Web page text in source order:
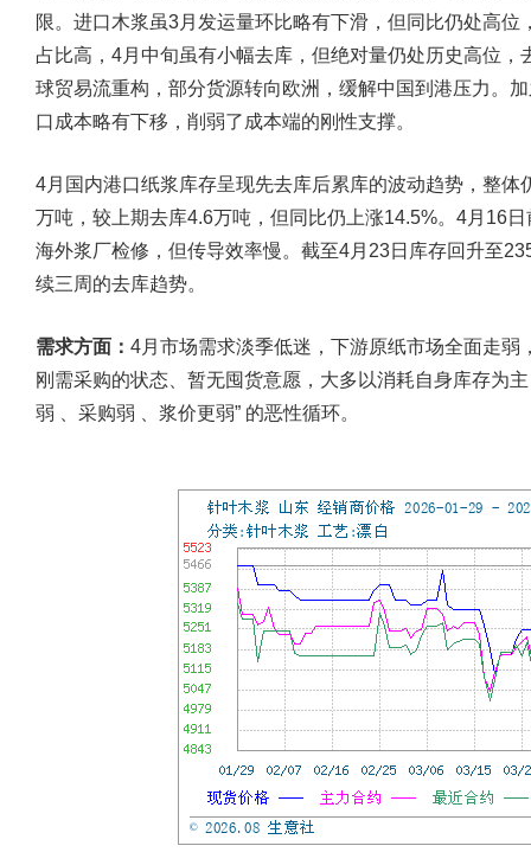
限。进口木浆虽3月发运量环比略有下滑，但同比仍处高
占比高，4月中旬虽有小幅去库，但绝对量仍处历史高位
球贸易流重构，部分货源转向欧洲，缓解中国到港压力。
口成本略有下移，削弱了成本端的刚性支撑。
4月国内港口纸浆库存呈现‌先去库后累库‌的波动趋势，整
万吨‌，较上期‌去库4.6万吨，但同比仍上涨14.5%。‌4月16
海外浆厂检修，但传导效率慢。截至‌4月23日库存回升至‌
续三周的去库趋势。
需求方面： 4月市场需求淡季低迷，下游原纸市场全面走
刚需采购的状态、暂无囤货意愿，大多以消耗自身库存为
弱 、采购弱 、浆价更弱” 的恶性循环。